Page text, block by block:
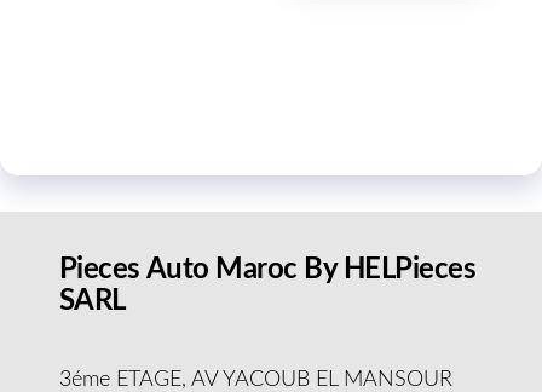
Pieces Auto Maroc By HELPieces
SARL
3éme ETAGE, AV YACOUB EL MANSOUR